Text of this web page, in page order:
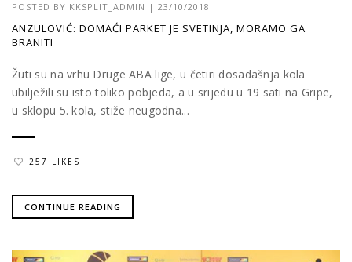
POSTED BY KKSPLIT_ADMIN | 23/10/2018
ANZULOVIĆ: DOMAĆI PARKET JE SVETINJA, MORAMO GA
BRANITI
Žuti su na vrhu Druge ABA lige, u četiri dosadašnja kola
ubilježili su isto toliko pobjeda, a u srijedu u 19 sati na Gripe,
u sklopu 5. kola, stiže neugodna...
257 LIKES
CONTINUE READING